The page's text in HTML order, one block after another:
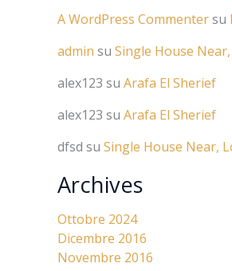
A WordPress Commentersu
admin su Single House
alex123 su Arafa El Sherief
alex123 su Arafa El Sherief
dfsd su Single House Near,
Archives
Ottobre 2024
Dicembre 2016
Novembre 2016